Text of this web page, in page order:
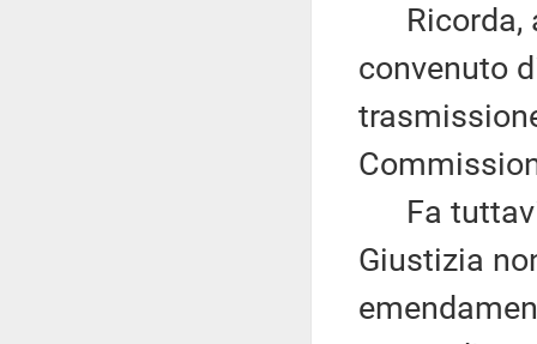
Ricorda,
convenuto
Fa
Giustizia